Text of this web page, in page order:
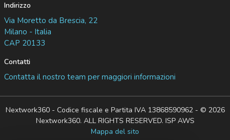
Indirizzo
Via Moretto da Brescia, 22
Milano - Italia
CAP 20133
Contatti
Contatta il nostro team per maggiori informazioni
Nextwork360 - Codice fiscale e Partita IVA 13868590962 - © 2026
Nextwork360. ALL RIGHTS RESERVED. ISP AWS
Mappa del sito